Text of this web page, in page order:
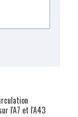
l'A7 et l'A43